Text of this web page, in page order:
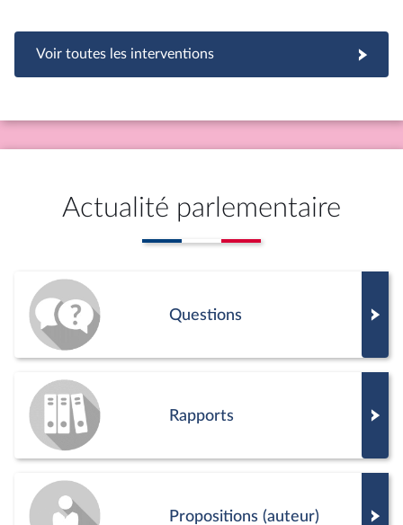
Voir toutes les interventions
Actualité parlementaire
Questions
Rapports
Propositions (auteur)